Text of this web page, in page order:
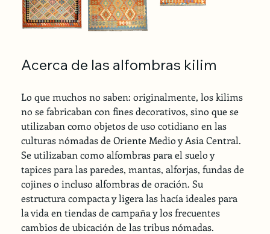
Acerca de las alfombras kilim
Lo que muchos no saben: originalmente, los kilims
no se fabricaban con fines decorativos, sino que se
utilizaban como objetos de uso cotidiano en las
culturas nómadas de Oriente Medio y Asia Central.
Se utilizaban como alfombras para el suelo y
tapices para las paredes, mantas, alforjas, fundas de
cojines o incluso alfombras de oración. Su
estructura compacta y ligera las hacía ideales para
la vida en tiendas de campaña y los frecuentes
cambios de ubicación de las tribus nómadas.